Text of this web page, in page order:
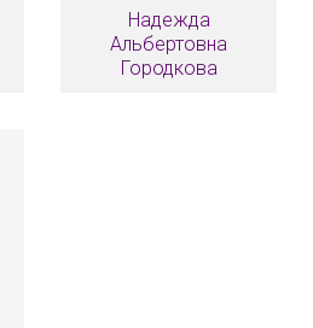
Надежда
Альбертовна
Городкова